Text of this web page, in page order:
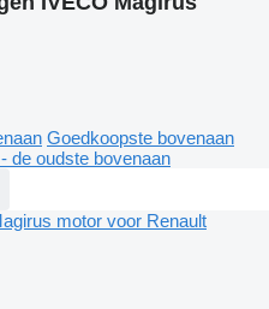
Goedkoopste bovenaan
de oudste bovenaan